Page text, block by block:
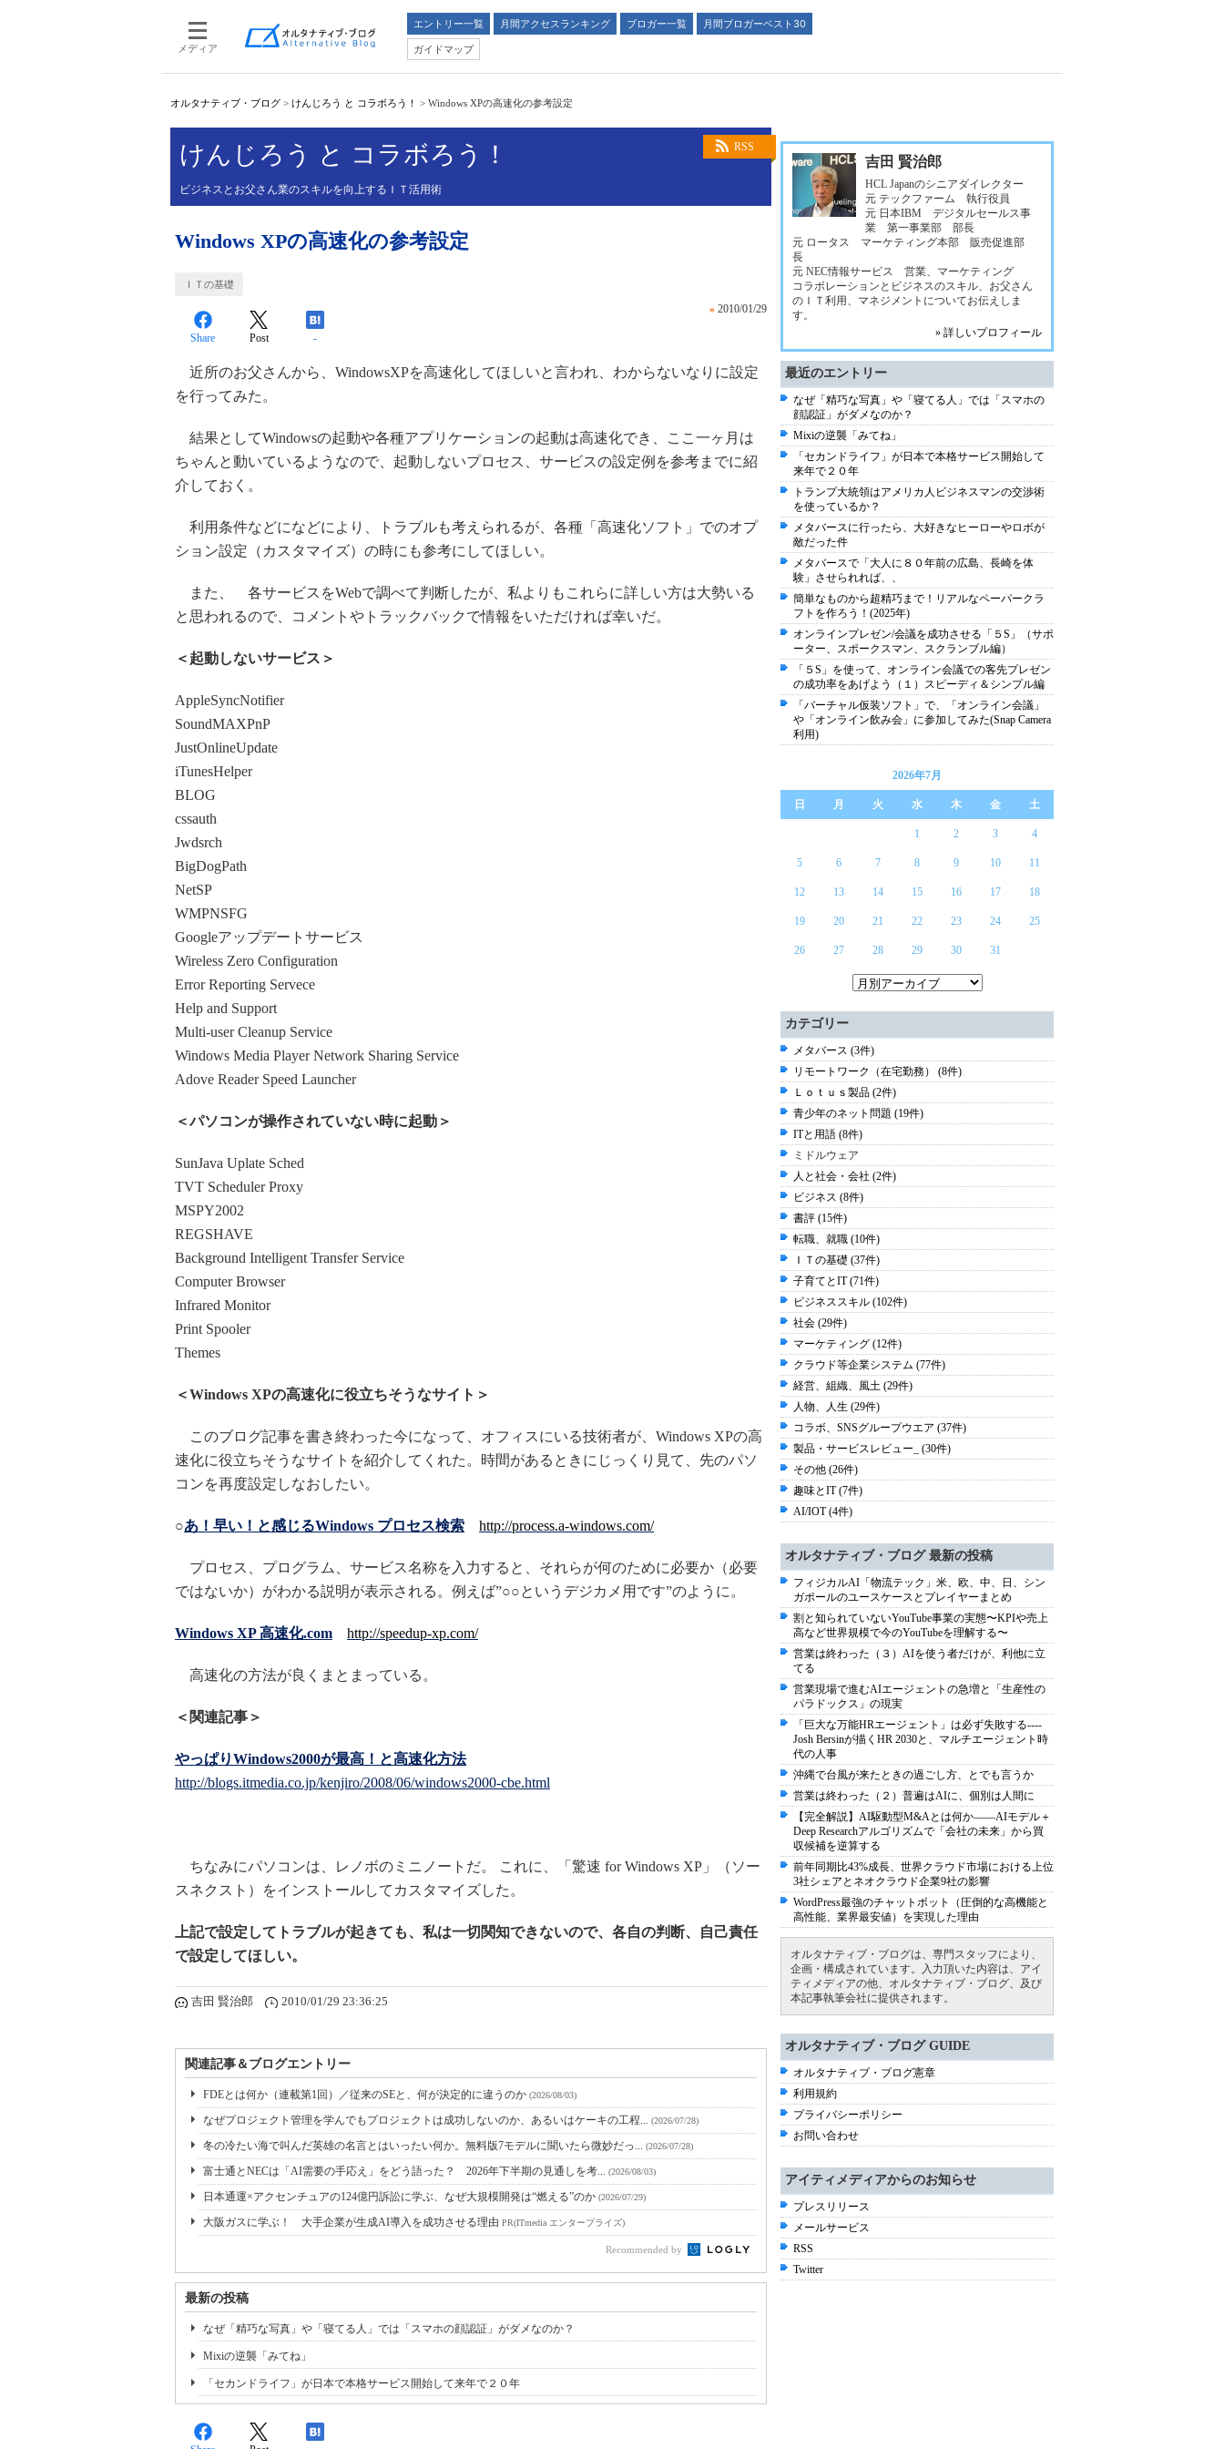
メディア
エントリー一覧 月間アクセスランキング ブロガー一覧
月間ブロガーベスト30
ガイドマップ
オルタナティブ・ブログ > けんじろう と コラボろう！ > Windows XPの高速化の参考設定
RSS
けんじろう と コラボろう！
ビジネスとお父さん業のスキルを向上するＩＴ活用術
Windows XPの高速化の参考設定
ＩＴの基礎
» 2010/01/29
Share Post -
近所のお父さんから、WindowsXPを高速化してほしいと言われ、わからないなりに設定
を行ってみた。
結果としてWindowsの起動や各種アプリケーションの起動は高速化でき、ここ一ヶ月は
ちゃんと動いているようなので、起動しないプロセス、サービスの設定例を参考までに紹
介しておく。
利用条件などになどにより、トラブルも考えられるが、各種「高速化ソフト」でのオプ
ション設定（カスタマイズ）の時にも参考にしてほしい。
また、 各サービスをWebで調べて判断したが、私よりもこれらに詳しい方は大勢いる
と思われるので、コメントやトラックバックで情報をいただければ幸いだ。
＜起動しないサービス＞
AppleSyncNotifier
SoundMAXPnP
JustOnlineUpdate
iTunesHelper
BLOG
cssauth
Jwdsrch
BigDogPath
NetSP
WMPNSFG
Googleアップデートサービス
Wireless Zero Configuration
Error Reporting Servece
Help and Support
Multi-user Cleanup Service
Windows Media Player Network Sharing Service
Adove Reader Speed Launcher
＜パソコンが操作されていない時に起動＞
SunJava Uplate Sched
TVT Scheduler Proxy
MSPY2002
REGSHAVE
Background Intelligent Transfer Service
Computer Browser
Infrared Monitor
Print Spooler
Themes
＜Windows XPの高速化に役立ちそうなサイト＞
このブログ記事を書き終わった今になって、オフィスにいる技術者が、Windows XPの高
速化に役立ちそうなサイトを紹介してくれた。時間があるときにじっくり見て、先のパソ
コンを再度設定しなおしたい。
○あ！早い！と感じるWindows プロセス検索 http://process.a-windows.com/
プロセス、プログラム、サービス名称を入力すると、それらが何のために必要か（必要
ではないか）がわかる説明が表示される。例えば”○○というデジカメ用です”のように。
Windows XP 高速化.com http://speedup-xp.com/
高速化の方法が良くまとまっている。
＜関連記事＞
やっぱりWindows2000が最高！と高速化方法
http://blogs.itmedia.co.jp/kenjiro/2008/06/windows2000-cbe.html
ちなみにパソコンは、レノボのミニノートだ。 これに、「驚速 for Windows XP」（ソー
スネクスト）をインストールしてカスタマイズした。
上記で設定してトラブルが起きても、私は一切関知できないので、各自の判断、自己責任
で設定してほしい。
吉田 賢治郎 2010/01/29 23:36:25
関連記事＆ブログエントリー
FDEとは何か（連載第1回）／従来のSEと、何が決定的に違うのか (2026/08/03)
なぜプロジェクト管理を学んでもプロジェクトは成功しないのか、あるいはケーキの工程... (2026/07/28)
冬の冷たい海で叫んだ英雄の名言とはいったい何か。無料版7モデルに聞いたら微妙だっ... (2026/07/28)
富士通とNECは「AI需要の手応え」をどう語った？ 2026年下半期の見通しを考... (2026/08/03)
日本通運×アクセンチュアの124億円訴訟に学ぶ、なぜ大規模開発は“燃える”のか (2026/07/29)
大阪ガスに学ぶ！ 大手企業が生成AI導入を成功させる理由 PR(ITmedia エンタープライズ)
Recommended by
最新の投稿
なぜ「精巧な写真」や「寝てる人」では「スマホの顔認証」がダメなのか？
Mixiの逆襲「みてね」
「セカンドライフ」が日本で本格サービス開始して来年で２０年
吉田 賢治郎
HCL Japanのシニアダイレクター
元 テックファーム 執行役員
元 日本IBM デジタルセールス事
業 第一事業部 部長
元 ロータス マーケティング本部 販売促進部
長
元 NEC情報サービス 営業、マーケティング
コラボレーションとビジネスのスキル、お父さん
のＩＴ利用、マネジメントについてお伝えしま
す。
» 詳しいプロフィール
最近のエントリー
なぜ「精巧な写真」や「寝てる人」では「スマホの
顔認証」がダメなのか？
Mixiの逆襲「みてね」
「セカンドライフ」が日本で本格サービス開始して
来年で２０年
トランプ大統領はアメリカ人ビジネスマンの交渉術
を使っているか？
メタバースに行ったら、大好きなヒーローやロボが
敵だった件
メタバースで「大人に８０年前の広島、長崎を体
験」させられれば、、
簡単なものから超精巧まで！リアルなペーパークラ
フトを作ろう！(2025年)
オンラインプレゼン/会議を成功させる「５S」（サポ
ーター、スポークスマン、スクランブル編）
「５S」を使って、オンライン会議での客先プレゼン
の成功率をあげよう（１）スピーディ＆シンプル編
「バーチャル仮装ソフト」で、「オンライン会議」
や「オンライン飲み会」に参加してみた(Snap Camera
利用)
2026年7月
日 月 火 水 木 金 土
1 2 3 4
5 6 7 8 9 10 11
12 13 14 15 16 17 18
19 20 21 22 23 24 25
26 27 28 29 30 31
カテゴリー
メタバース (3件)
リモートワーク（在宅勤務） (8件)
Ｌｏｔｕｓ製品 (2件)
青少年のネット問題 (19件)
ITと用語 (8件)
ミドルウェア
人と社会・会社 (2件)
ビジネス (8件)
書評 (15件)
転職、就職 (10件)
ＩＴの基礎 (37件)
子育てとIT (71件)
ビジネススキル (102件)
社会 (29件)
マーケティング (12件)
クラウド等企業システム (77件)
経営、組織、風土 (29件)
人物、人生 (29件)
コラボ、SNSグループウエア (37件)
製品・サービスレビュー_ (30件)
その他 (26件)
趣味とIT (7件)
AI/IOT (4件)
オルタナティブ・ブログ 最新の投稿
フィジカルAI「物流テック」米、欧、中、日、シン
ガポールのユースケースとプレイヤーまとめ
割と知られていないYouTube事業の実態〜KPIや売上
高など世界規模で今のYouTubeを理解する〜
営業は終わった（３）AIを使う者だけが、利他に立
てる
営業現場で進むAIエージェントの急増と「生産性の
パラドックス」の現実
「巨大な万能HRエージェント」は必ず失敗する----
Josh Bersinが描くHR 2030と、マルチエージェント時
代の人事
沖縄で台風が来たときの過ごし方、とでも言うか
営業は終わった（２）普遍はAIに、個別は人間に
【完全解説】AI駆動型M&Aとは何か――AIモデル＋
Deep Researchアルゴリズムで「会社の未来」から買
収候補を逆算する
前年同期比43%成長、世界クラウド市場における上位
3社シェアとネオクラウド企業9社の影響
WordPress最強のチャットボット（圧倒的な高機能と
高性能、業界最安値）を実現した理由
オルタナティブ・ブログは、専門スタッフにより、
企画・構成されています。入力頂いた内容は、アイ
ティメディアの他、オルタナティブ・ブログ、及び
本記事執筆会社に提供されます。
オルタナティブ・ブログ GUIDE
オルタナティブ・ブログ憲章
利用規約
プライバシーポリシー
お問い合わせ
アイティメディアからのお知らせ
プレスリリース
メールサービス
RSS
Twitter